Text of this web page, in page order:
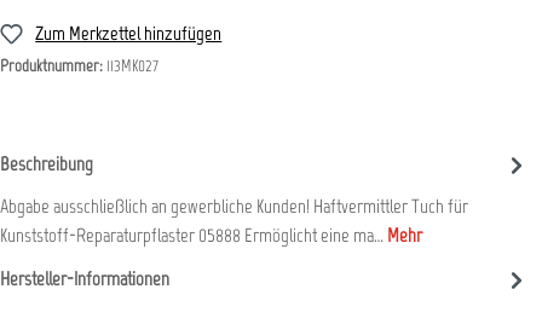
Zum Merkzettel hinzufügen
Produktnummer: 113MK027
Beschreibung
Abgabe ausschließlich an gewerbliche Kunden! Haftvermittler Tuch für
Kunststoff-Reparaturpflaster 05888 Ermöglicht eine ma… Mehr
Hersteller-Informationen